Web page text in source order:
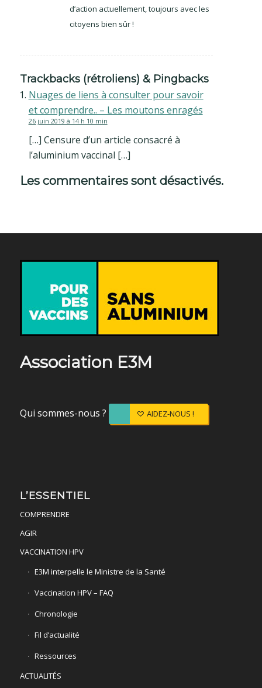
d’action actuellement, toujours avec les
citoyens bien sûr !
Trackbacks (rétroliens) & Pingbacks
Nuages de liens à consulter pour savoir
et comprendre.. – Les moutons enragés
26 juin 2019 à 14 h 10 min
[…] Censure d’un article consacré à
l’aluminium vaccinal […]
Les commentaires sont désactivés.
Association E3M
Qui sommes-nous ? AIDEZ-NOUS !
L’ESSENTIEL
COMPRENDRE
AGIR
VACCINATION HPV
E3M interpelle le Ministre de la Santé
Vaccination HPV – FAQ
Chronologie
Fil d’actualité
Ressources
ACTUALITÉS